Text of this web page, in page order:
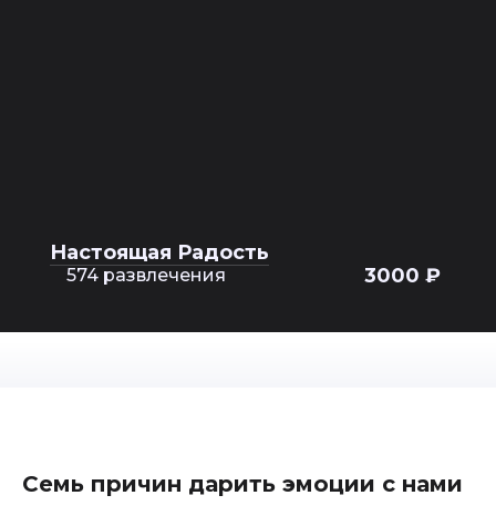
Настоящая Радость
574 развлечения 3000 ₽
Семь причин дарить эмоции с нами